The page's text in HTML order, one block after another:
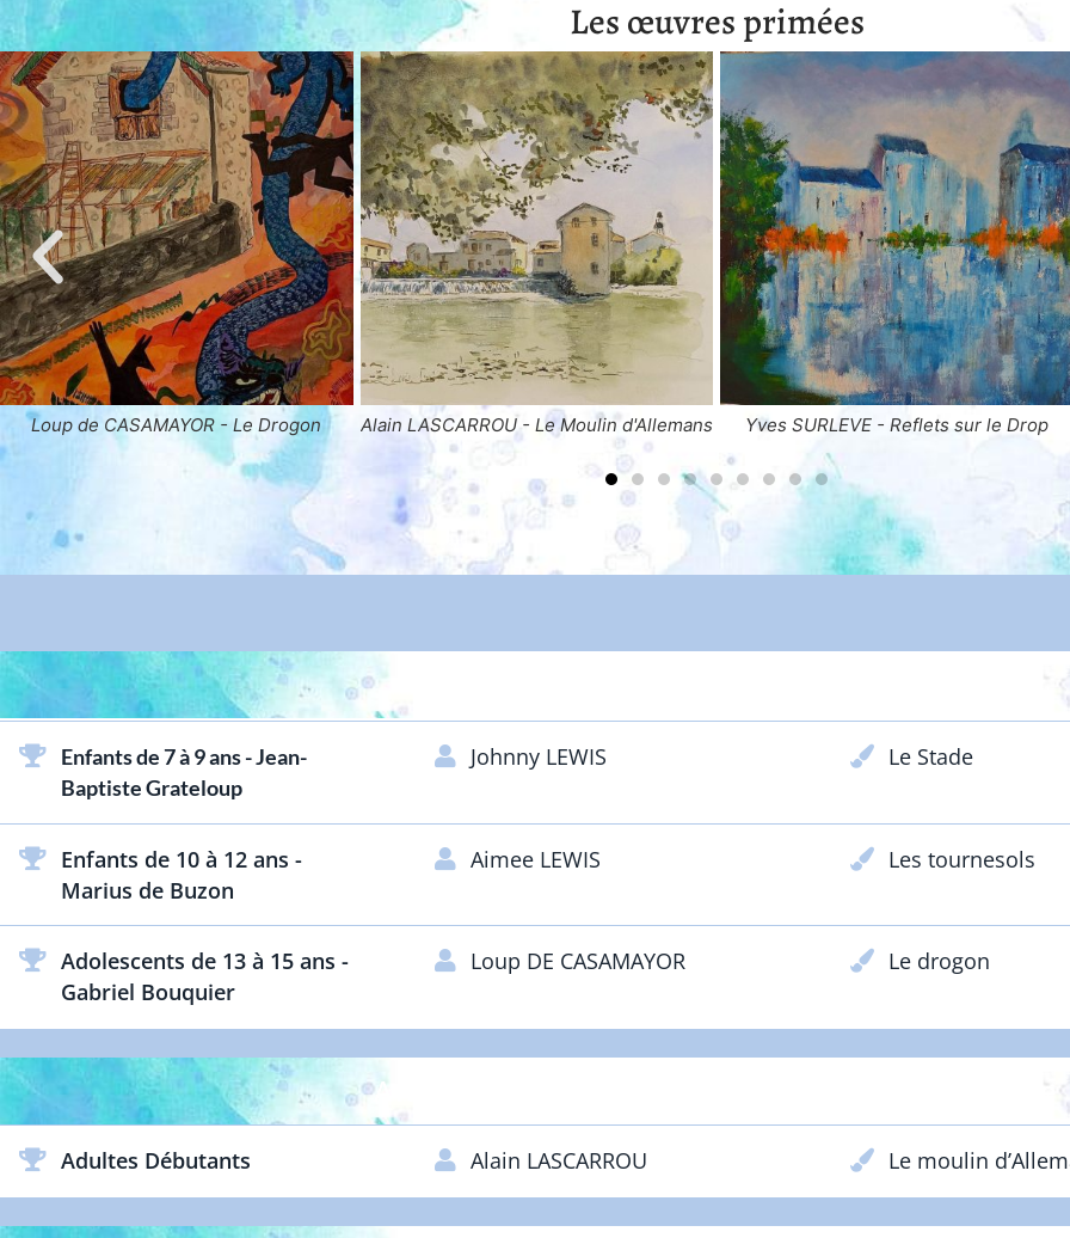
Les œuvres primées
Alain LASCARROU - Le Moulin d'Allemans Yves SURLEVE - Reflets sur le Drop Jacques WALLART - Jour de mariage
Enfants de 7 à 9 ans - Jean-
Baptiste Grateloup
Johnny LEWIS Le Stade
Enfants de 10 à 12 ans -
Marius de Buzon
Aimee LEWIS Les tournesols
Adolescents de 13 à 15 ans -
Gabriel Bouquier
Loup DE CASAMAYOR Le drogon
ARTISTES DÉBUTANTS - Adultes - Prix Lacoste
Adultes Débutants Alain LASCARROU Le moulin